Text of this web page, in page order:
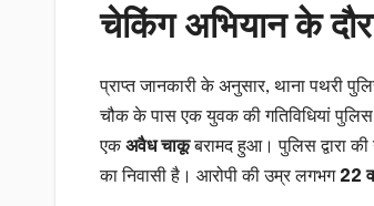
चेकिंग अभियान के
प्राप्त जानकारी के अनुसार, थाना पथरी
चौक के पास एक युवक की गतिविधियां
एकअवैध चाकूबरामद हुआ। पुलिस द्वारा
का निवासी है। आरोपी की उम्र लगभग 22